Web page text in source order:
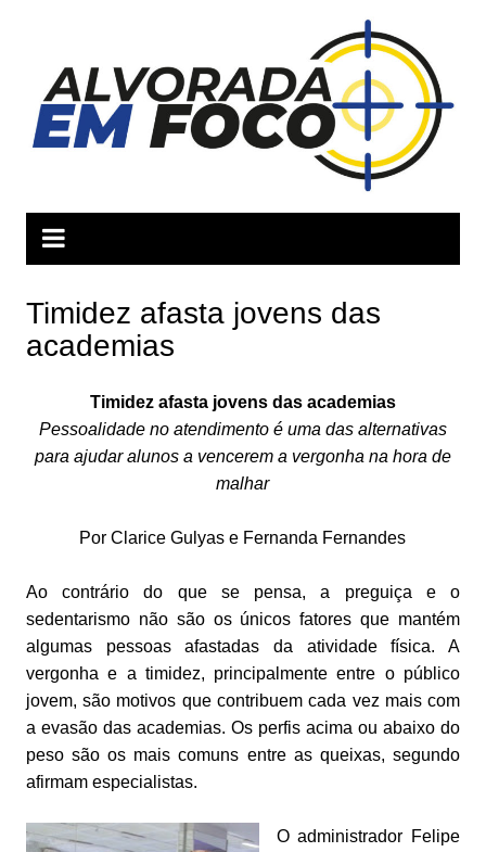
conteúdo
Timidez afasta jovens das
academias
Timidez afasta jovens das academias
Pessoalidade no atendimento é uma das alternativas
para ajudar alunos a vencerem a vergonha na hora de
malhar
Por Clarice Gulyas e Fernanda Fernandes
Ao contrário do que se pensa, a preguiça e o
sedentarismo não são os únicos fatores que mantém
algumas pessoas afastadas da atividade física. A
vergonha e a timidez, principalmente entre o público
jovem, são motivos que contribuem cada vez mais com
a evasão das academias. Os perfis acima ou abaixo do
peso são os mais comuns entre as queixas, segundo
afirmam especialistas.
O administrador Felipe